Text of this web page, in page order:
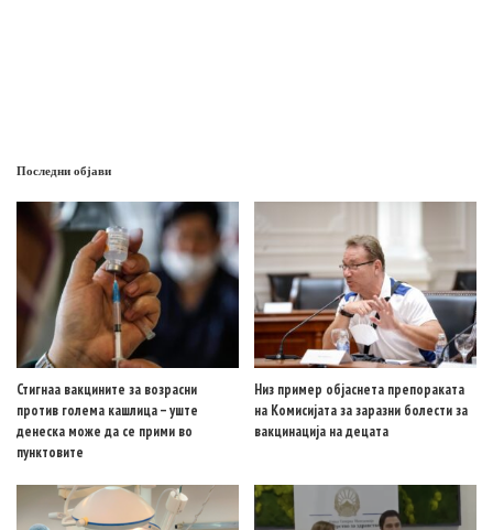
Последни објави
Стигнаа вакцините за возрасни
против голема кашлица – уште
денеска може да се прими во
пунктовите
Низ пример објаснета препораката
на Комисијата за заразни болести за
вакцинација на децата